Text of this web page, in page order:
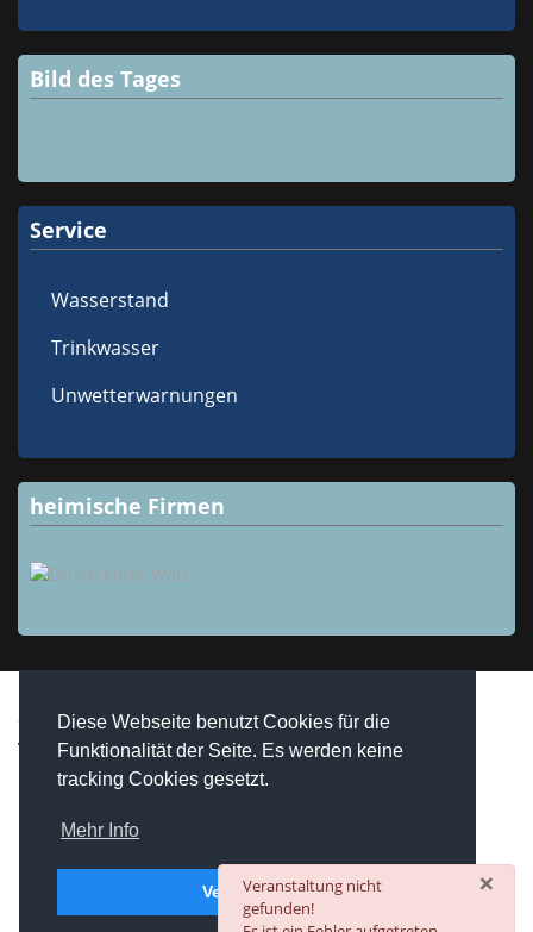
Diese Webseite benutzt Cookies für die
Funktionalität der Seite. Es werden keine
tracking Cookies gesetzt.
Mehr Info
Verstanden ×
danger
Veranstaltung nicht
gefunden!
Bild des Tages
Service
Wasserstand
Trinkwasser
Unwetterwarnungen
heimische Firmen
Copyright © 2026 Westheim / Unterfranken. Alle Rechte
vorbehalten.
realized byComputerservice Steuerwald